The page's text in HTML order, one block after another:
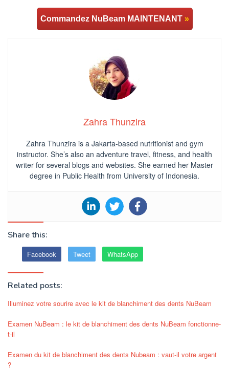
Commandez NuBeam MAINTENANT »
Zahra Thunzira
Zahra Thunzira is a Jakarta-based nutritionist and gym
instructor. She’s also an adventure travel, fitness, and health
writer for several blogs and websites. She earned her Master
degree in Public Health from University of Indonesia.
Share this:
Facebook Tweet WhatsApp
Related posts:
Illuminez votre sourire avec le kit de blanchiment des dents NuBeam
Examen NuBeam : le kit de blanchiment des dents NuBeam fonctionne-
t-il
Examen du kit de blanchiment des dents Nubeam : vaut-il votre argent
?